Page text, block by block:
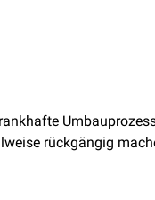
rückgängig